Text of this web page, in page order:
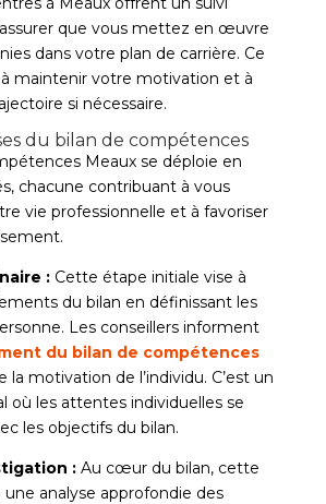
que vous mettez en œuvre
dans votre plan de carrière. Ce
maintenir votre motivation et à
si nécessaire.
du bilan de compétences
Meaux se déploie en
chacune contribuant à vous
vie professionnelle et à favoriser
: Cette étape initiale vise à
du bilan en définissant les
Les conseillers informent
du bilan de compétences
la motivation de l’individu. C’est un
où les attentes individuelles se
les objectifs du bilan.
:Au cœur du bilan, cette
analyse approfondie des